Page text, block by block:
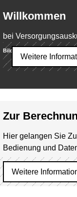
Willkommen
bei
Weitere
Bild:
Zur
Hier gelangen Sie
Bedienung und
Weitere